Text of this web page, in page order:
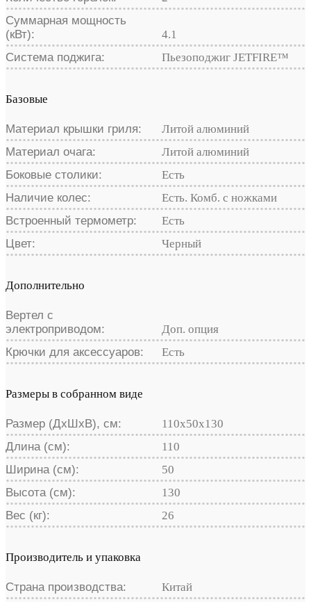
Суммарная мощность
(кВт):
4.1
Система поджига:
Пьезоподжиг JETFIRE™
Базовые
Материал крышки гриля:
Литой алюминий
Материал очага:
Литой алюминий
Боковые столики:
Есть
Наличие колес:
Есть. Комб. с ножками
Встроенный термометр:
Есть
Цвет:
Черный
Дополнительно
Вертел с
электроприводом:
Доп. опция
Крючки для аксессуаров:
Есть
Размеры в собранном виде
Размер (ДхШхВ), см:
110х50х130
Длина (см):
110
Ширина (см):
50
Высота (см):
130
Вес (кг):
26
Производитель и упаковка
Страна производства:
Китай